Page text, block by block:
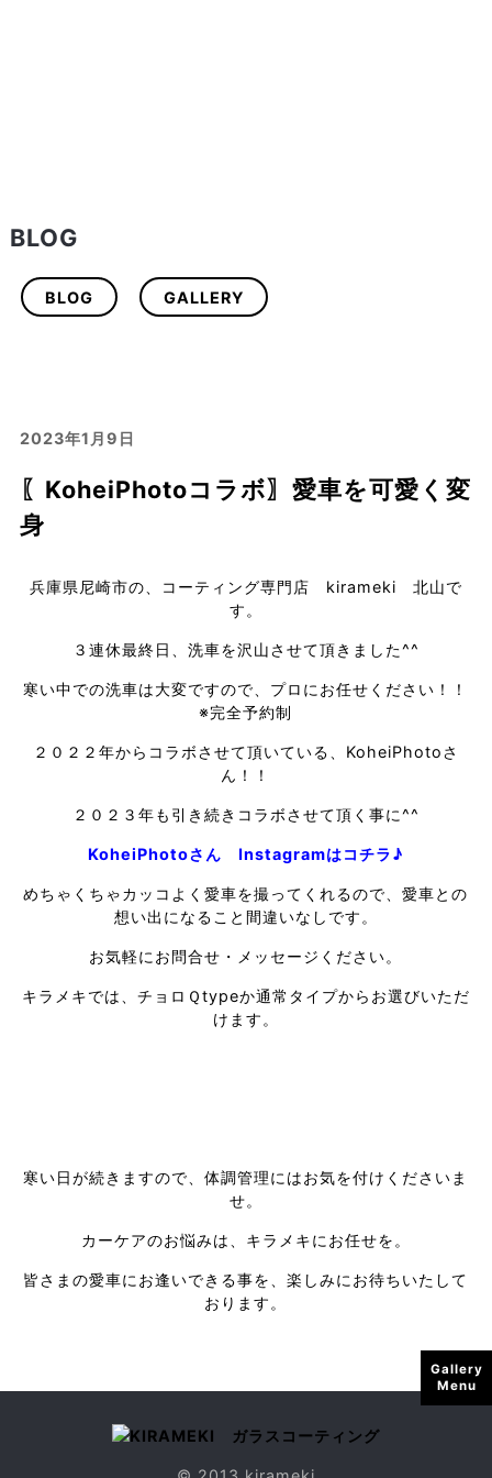
BLOG
BLOG GALLERY
Gallery
Menu
2023年1月9日
〖KoheiPhotoコラボ〗愛車を可愛く変
身
兵庫県尼崎市の、コーティング専門店 kirameki 北山で
す。
３連休最終日、洗車を沢山させて頂きました^^
寒い中での洗車は大変ですので、プロにお任せください！！
※完全予約制
２０２２年からコラボさせて頂いている、KoheiPhotoさ
ん！！
２０２３年も引き続きコラボさせて頂く事に^^
KoheiPhotoさん Instagramはコチラ♪
めちゃくちゃカッコよく愛車を撮ってくれるので、愛車との
想い出になること間違いなしです。
お気軽にお問合せ・メッセージください。
キラメキでは、チョロＱtypeか通常タイプからお選びいただ
けます。
寒い日が続きますので、体調管理にはお気を付けくださいま
せ。
カーケアのお悩みは、キラメキにお任せを。
皆さまの愛車にお逢いできる事を、楽しみにお待ちいたして
おります。